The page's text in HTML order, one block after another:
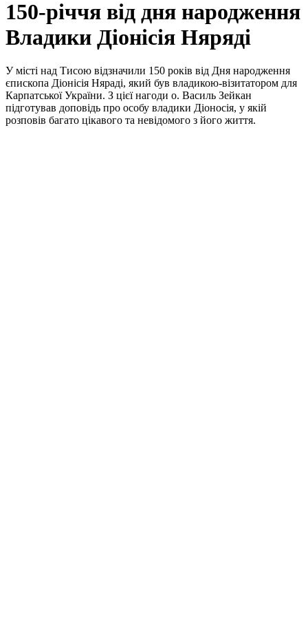
150-річчя від дня народження
Владики Діонісія Няряді
У місті над Тисою відзначили 150 років від Дня народження
єпископа Діонісія Няраді, який був владикою-візитатором для
Карпатської України. З цієї нагоди о. Василь Зейкан
підготував доповідь про особу владики Діоносія, у якій
розповів багато цікавого та невідомого з його життя.